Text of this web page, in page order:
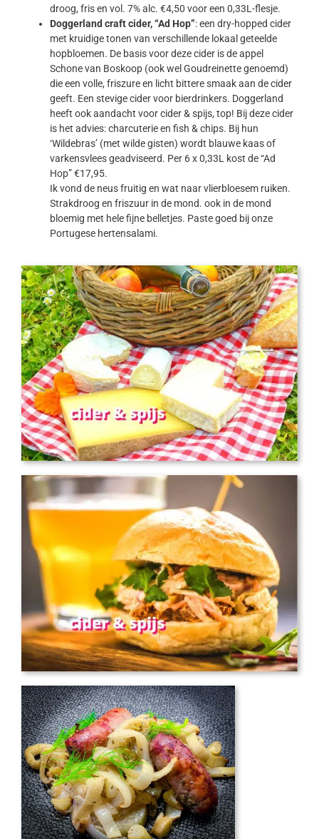
droog, fris en vol. 7% alc. €4,50 voor een 0,33L-flesje.
Doggerland craft cider, “Ad Hop”: een dry-hopped cider
met kruidige tonen van verschillende lokaal geteelde
hopbloemen. De basis voor deze cider is de appel
Schone van Boskoop (ook wel Goudreinette genoemd)
die een volle, friszure en licht bittere smaak aan de cider
geeft. Een stevige cider voor bierdrinkers. Doggerland
heeft ook aandacht voor cider & spijs, top! Bij deze cider
is het advies: charcuterie en fish & chips. Bij hun
‘Wildebras’ (met wilde gisten) wordt blauwe kaas of
varkensvlees geadviseerd. Per 6 x 0,33L kost de “Ad
Hop” €17,95.
Ik vond de neus fruitig en wat naar vlierbloesem ruiken.
Strakdroog en friszuur in de mond. ook in de mond
bloemig met hele fijne belletjes. Paste goed bij onze
Portugese hertensalami.